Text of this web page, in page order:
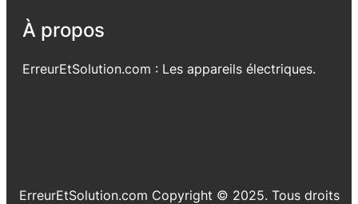
À propos
ErreurEtSolution.com : Les appareils électriques.
ErreurEtSolution.com Copyright © 2025. Tous droits